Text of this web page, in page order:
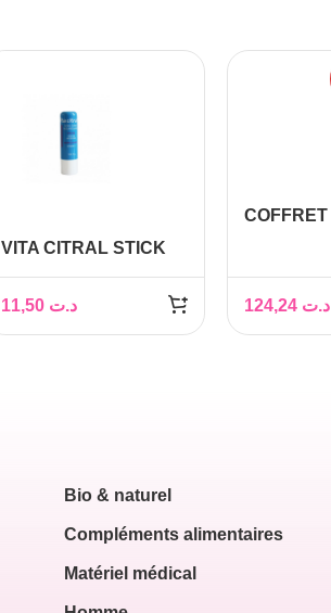
VITA CITRAL STICK
NOURRISSANT 4G
د.ت
COFFRET
LEVRESد.ت
Bio & naturel
Compléments alimentaires
Matériel médical